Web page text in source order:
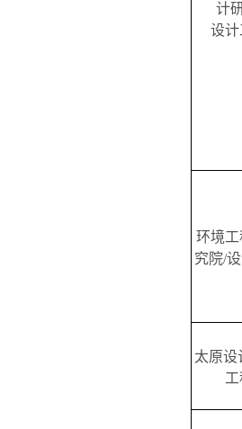
计
设计
环境
究院/
太原设